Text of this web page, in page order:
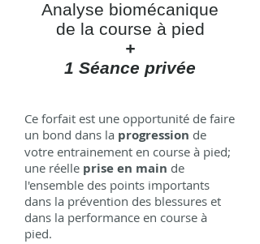
Analyse biomécanique
de la course à pied
+
1 Séance privée
Ce forfait est une opportunité de faire
un bond dans la progression de
votre entrainement en course à pied;
une réelle prise en main de
l'ensemble des points importants
dans la prévention des blessures et
dans la performance en course à
pied.